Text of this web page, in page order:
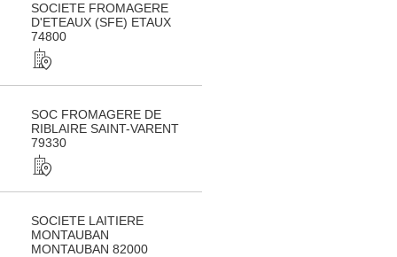
SOCIETE FROMAGERE
D'ETEAUX (SFE) ETAUX
74800
SOC FROMAGERE DE
RIBLAIRE SAINT-VARENT
79330
SOCIETE LAITIERE
MONTAUBAN
MONTAUBAN 82000